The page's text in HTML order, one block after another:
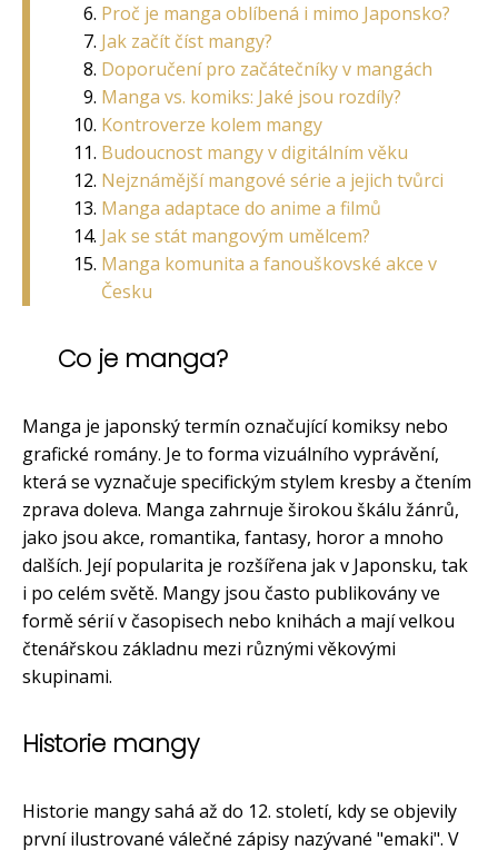
Proč je manga oblíbená i mimo Japonsko?
Jak začít číst mangy?
Doporučení pro začátečníky v mangách
Manga vs. komiks: Jaké jsou rozdíly?
Kontroverze kolem mangy
Budoucnost mangy v digitálním věku
Nejznámější mangové série a jejich tvůrci
Manga adaptace do anime a filmů
Jak se stát mangovým umělcem?
Manga komunita a fanouškovské akce v
Česku
Co je manga?
Manga je japonský termín označující komiksy nebo
grafické romány. Je to forma vizuálního vyprávění,
která se vyznačuje specifickým stylem kresby a čtením
zprava doleva. Manga zahrnuje širokou škálu žánrů,
jako jsou akce, romantika, fantasy, horor a mnoho
dalších. Její popularita je rozšířena jak v Japonsku, tak
i po celém světě. Mangy jsou často publikovány ve
formě sérií v časopisech nebo knihách a mají velkou
čtenářskou základnu mezi různými věkovými
skupinami.
Historie mangy
Historie mangy sahá až do 12. století, kdy se objevily
první ilustrované válečné zápisy nazývané "emaki". V